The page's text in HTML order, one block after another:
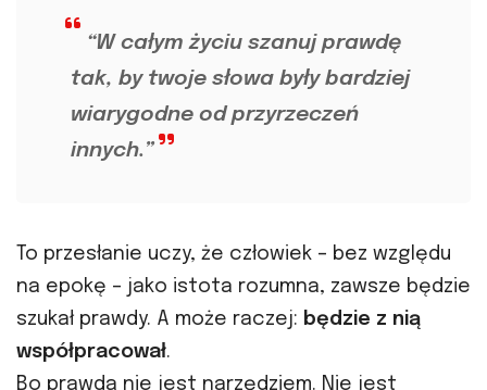
“W całym życiu szanuj prawdę
tak, by twoje słowa były bardziej
wiarygodne od przyrzeczeń
innych.”
To przesłanie uczy, że człowiek – bez względu
na epokę – jako istota rozumna, zawsze będzie
szukał prawdy. A może raczej: będzie z nią
współpracował.
Bo prawda nie jest narzędziem. Nie jest